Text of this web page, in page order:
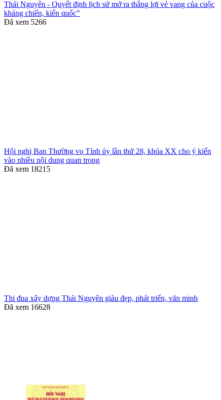
Thái Nguyên - Quyết định lịch sử mở ra thắng lợi vẻ vang của cuộc
kháng chiến, kiến quốc”
Đã xem 5266
Hội nghị Ban Thường vụ Tỉnh ủy lần thứ 28, khóa XX cho ý kiến
vào nhiều nội dung quan trọng
Đã xem 18215
Thi đua xây dựng Thái Nguyên giàu đẹp, phát triển, văn minh
Đã xem 16628